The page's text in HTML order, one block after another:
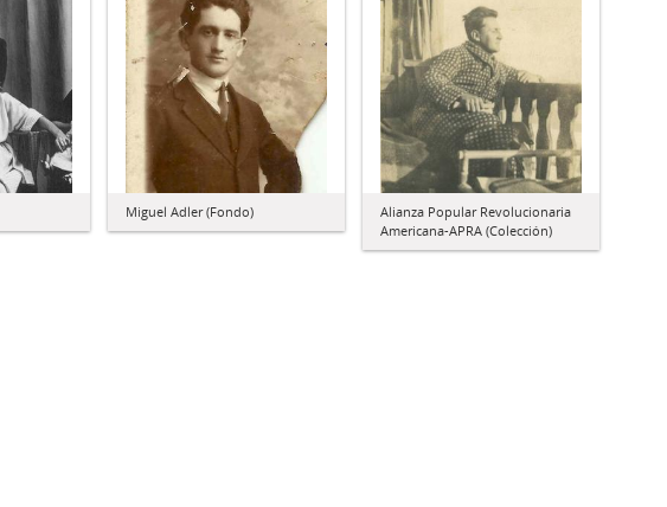
Miguel Adler (Fondo)
Alianza Popular Revolucionaria
Americana-APRA (Colección)